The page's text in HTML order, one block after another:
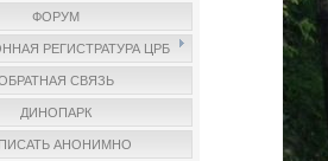
ФОРУМ
РЕГИСТРАТУРА ЦРБ
СВЯЗЬ
ДИНОПАРК
АНОНИМНО